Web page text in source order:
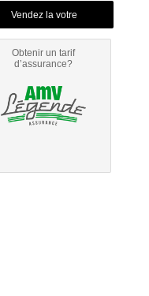
Obtenir un tarif
d’assurance?